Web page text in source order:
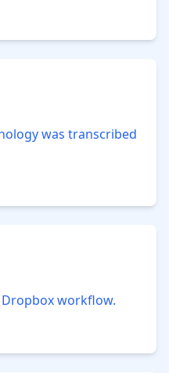
was transcribed
workflow.